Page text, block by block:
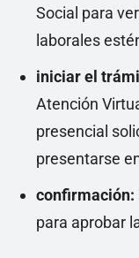
Social para
laborales
iniciar el
Atención
presencial
presentarse
confirmación:
para aprobar